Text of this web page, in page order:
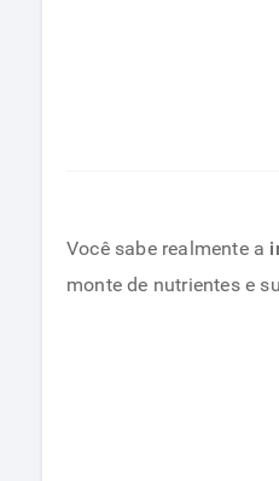
Você sabe realmente a
monte de nutrientes e